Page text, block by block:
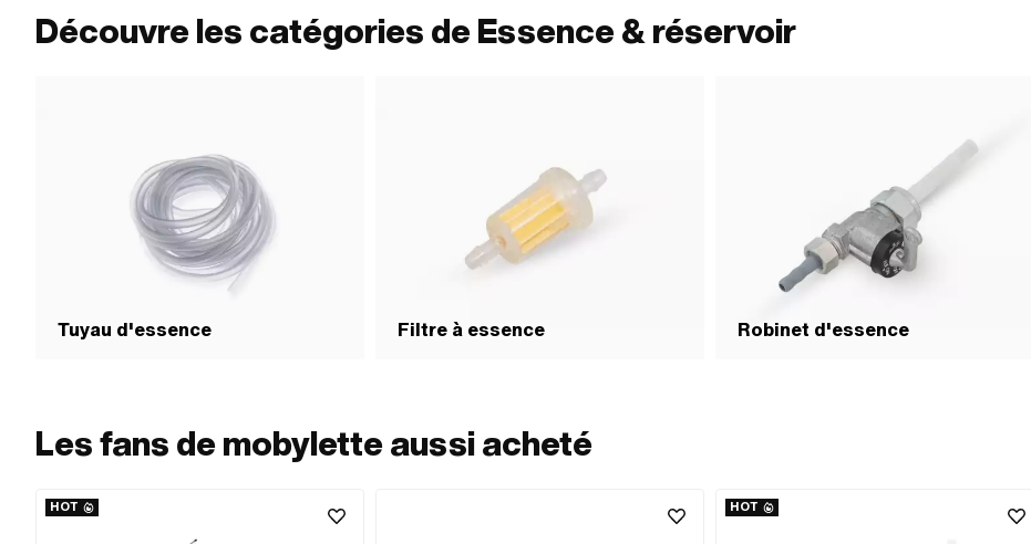
Découvre les catégories de Essence & réservoir
Tuyau d'essence Filtre à essence Robinet d'essence
Les fans de mobylette aussi acheté
HOT HOT